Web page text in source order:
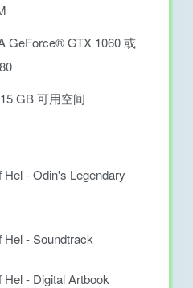
GeForce® GTX 1060 或
GB 可用空间
- Odin's Legendary
Hel - Soundtrack
- Digital Artbook